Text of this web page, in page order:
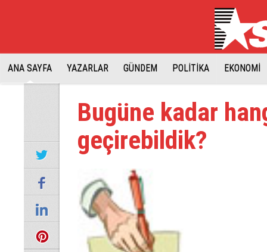
ANA SAYFA YAZARLAR GÜNDEM POLİTİKA EKONOMİ
Bugüne kadar
geçirebildik?